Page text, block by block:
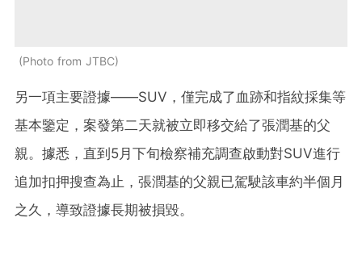
Photo from JTBC
另一項主要證據——SUV，僅完成了血跡和指紋採集等
基本鑒定，案發第二天就被立即移交給了張潤基的父
親。據悉，直到5月下旬檢察補充調查啟動對SUV進行
追加扣押搜查為止，張潤基的父親已駕駛該車約半個月
之久，導致證據長期被損毀。